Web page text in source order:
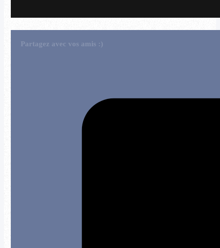
Partagez avec vos amis :)